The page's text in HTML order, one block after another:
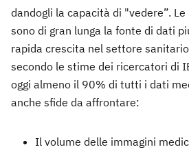
dandogli la capacità di "vedere”.
sono di gran lunga la fonte di dati
rapida crescita nel settore
secondo le stime dei ricercatori di
oggi almeno il 90% di tutti i dati
anche sfide da affrontare:
Il volume delle immagini